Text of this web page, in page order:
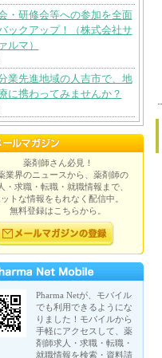
・研修会等への参加を全面
ックアップ！（株式会社サ
ルマ）
業先進地域の人吉市で、地
に携わってみませんか？
薬剤師さん必見！
業界のニュースから、薬剤師の
・求職・転職・就職情報まで、
トな情報をもれなく配信中。
無料登録はこちらから。
Pharma Netが、モバイル
でも利用できるようにな
りました！モバイルから
手軽にアクセスして、薬
剤師求人・求職・転職・
就職情報を検索・資料請